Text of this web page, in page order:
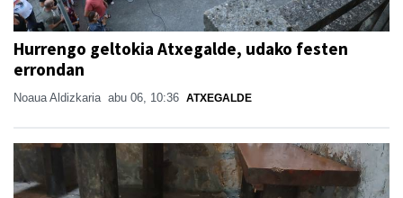
Hurrengo geltokia Atxegalde, udako festen
errondan
Noaua Aldizkaria abu 06, 10:36 ATXEGALDE